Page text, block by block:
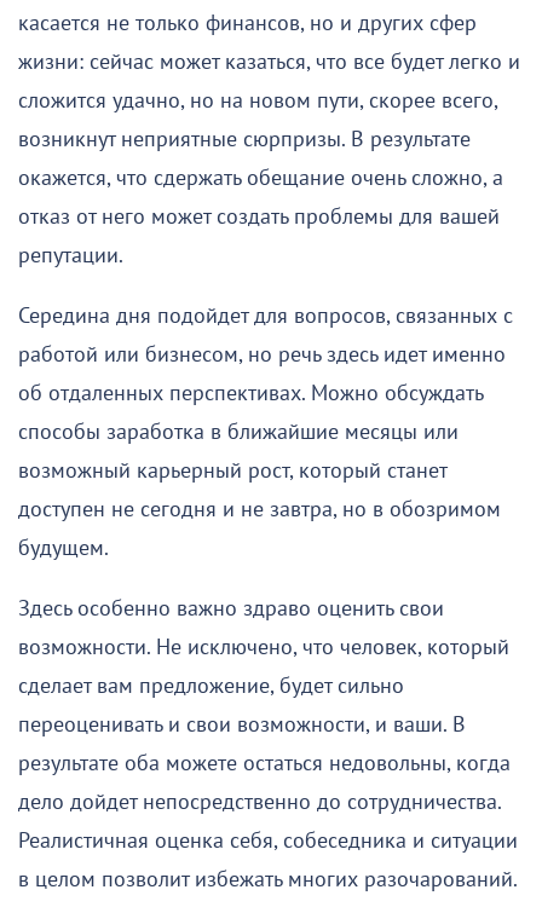
касается не только финансов, но и других сфер
жизни: сейчас может казаться, что все будет легко и
сложится удачно, но на новом пути, скорее всего,
возникнут неприятные сюрпризы. В результате
окажется, что сдержать обещание очень сложно, а
отказ от него может создать проблемы для вашей
репутации.
Середина дня подойдет для вопросов, связанных с
работой или бизнесом, но речь здесь идет именно
об отдаленных перспективах. Можно обсуждать
способы заработка в ближайшие месяцы или
возможный карьерный рост, который станет
доступен не сегодня и не завтра, но в обозримом
будущем.
Здесь особенно важно здраво оценить свои
возможности. Не исключено, что человек, который
сделает вам предложение, будет сильно
переоценивать и свои возможности, и ваши. В
результате оба можете остаться недовольны, когда
дело дойдет непосредственно до сотрудничества.
Реалистичная оценка себя, собеседника и ситуации
в целом позволит избежать многих разочарований.